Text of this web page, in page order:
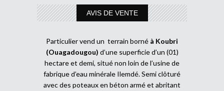
AVIS DE VENTE
Particulier vend un terrain borné à Koubri
(Ouagadougou) d’une superficie d’un (01)
hectare et demi, situé non loin de l’usine de
fabrique d’eau minérale Ilemdé. Semi clôturé
avec des poteaux en béton armé et abritant